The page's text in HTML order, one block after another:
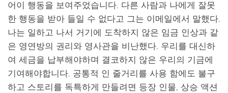
어이 행동을 보여주었습니다. 다른 사람과 나에게 잘못
한 행동을 받아 들일 수 없다고 그는 이메일에서 말했다.
나는 일하고 나서 거기에 도착하지 않은 임금 인상과 같
은 영연방의 권리와 영사관을 비난했다. 우리를 대신하
여 세금을 납부해야하며 결코하지 않은 우리의 기금에
기여해야합니다. 공통적 인 줄거리를 사용 함에도 불구
하고 스토리를 독특하게 만들려면 등장 인물, 상승 액션